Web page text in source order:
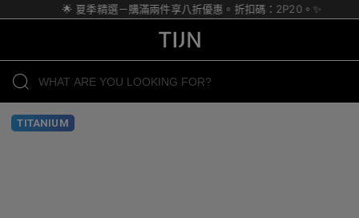
🌟 夏季精選－購滿兩件享八折優惠。折扣碼：2P20。✨
TITANIUM